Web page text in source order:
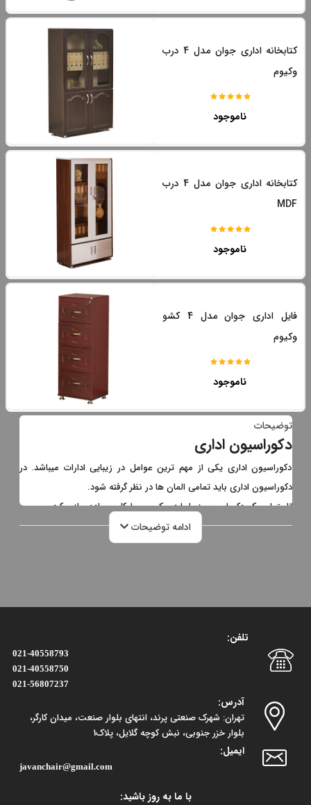
کتابخانه اداری جوان مدل 4 درب
وکیوم
ناموجود
کتابخانه اداری جوان مدل 4 درب
MDF
ناموجود
فایل اداری جوان مدل 4 کشو
وکیوم
ناموجود
توضیحات
دکوراسیون اداری
دکوراسیون اداری یکی از مهم ترین عوامل در زیبایی ادارات میباشد. در
دکوراسیون اداری باید تمامی المان ها در نظر گرفته شود.
تا بتوان یک دکوراسیون زیبا را در یک محیط کاری پیاده سازی کرد.
پیشنهاد میشود برای بررسی بخشی از اجزای دکوراسیون اداری، روی لینک
کلیک نمایید، تا بتوانید دکوراسیون اداری خود را به
ادامه توضیحات
تلفن:
021-40558793
021-40558750
021-56807237
آدرس:
تهران: شهرک صنعتی پرند، انتهای بلوار صنعت، میدان کارگر،
بلوار خزر جنوبی، نبش کوچه گلایل، پلاک1
ایمیل:
javanchair@gmail.com
با ما به روز باشید: